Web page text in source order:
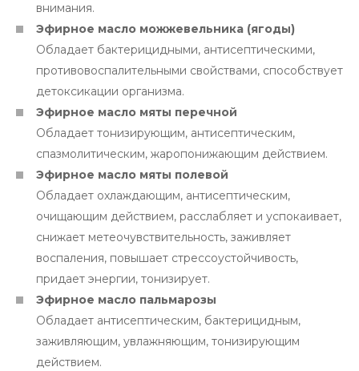
внимания.
Эфирное масло можжевельника (ягоды)
Обладает бактерицидными, антисептическими,
противовоспалительными свойствами, способствует
детоксикации организма.
Эфирное масло мяты перечной
Обладает тонизирующим, антисептическим,
спазмолитическим, жаропонижающим действием.
Эфирное масло мяты полевой
Обладает охлаждающим, антисептическим,
очищающим действием, расслабляет и успокаивает,
снижает метеочувствительность, заживляет
воспаления, повышает стрессоустойчивость,
придает энергии, тонизирует.
Эфирное масло пальмарозы
Обладает антисептическим, бактерицидным,
заживляющим, увлажняющим, тонизирующим
действием.